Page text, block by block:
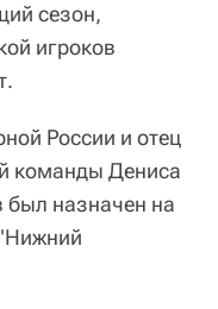
сезон,
игроков
России и отец
команды Дениса
назначен на